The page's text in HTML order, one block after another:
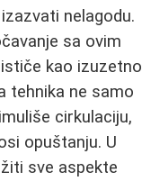
nelagodu.
sa ovim
kao izuzetno
tehnika ne samo
cirkulaciju,
opuštanju. U
sve aspekte